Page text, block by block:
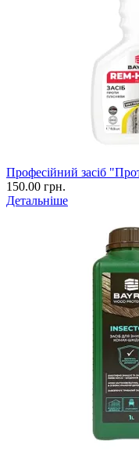
Професійний засіб
150.00 грн.
Детальніше